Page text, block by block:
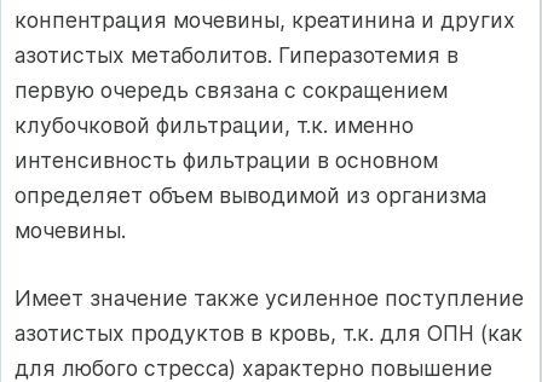
конпентрация мочевины, креатинина и других
азотистых метаболитов. Гиперазотемия в
первую очередь связана с сокращением
клубочковой фильтрации, т.к. именно
интенсивность фильтрации в основном
определяет объем выводимой из организма
мочевины.
Имеет значение также усиленное поступление
азотистых про­дуктов в кровь, т.к. для ОПН (как
для любого стресса) характерно повышение